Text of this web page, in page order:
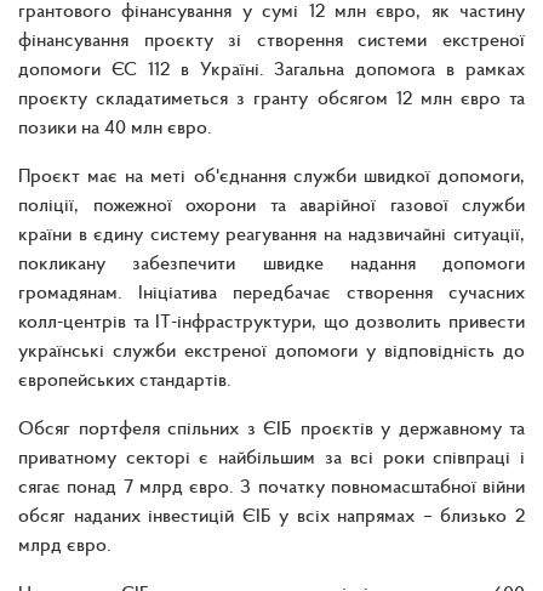
грантового фінансування у сумі 12 млн євро, як частину
фінансування проєкту зі створення системи екстреної
допомоги ЄС 112 в Україні. Загальна допомога в рамках
проєкту складатиметься з гранту обсягом 12 млн євро та
позики на 40 млн євро.
Проєкт має на меті об'єднання служби швидкої допомоги,
поліції, пожежної охорони та аварійної газової служби
країни в єдину систему реагування на надзвичайні ситуації,
покликану забезпечити швидке надання допомоги
громадянам. Ініціатива передбачає створення сучасних
колл-центрів та ІТ-інфраструктури, що дозволить привести
українські служби екстреної допомоги у відповідність до
європейських стандартів.
Обсяг портфеля спільних з ЄІБ проєктів у державному та
приватному секторі є найбільшим за всі роки співпраці і
сягає понад 7 млрд євро. З початку повномасштабної війни
обсяг наданих інвестицій ЄІБ у всіх напрямах – близько 2
млрд євро.